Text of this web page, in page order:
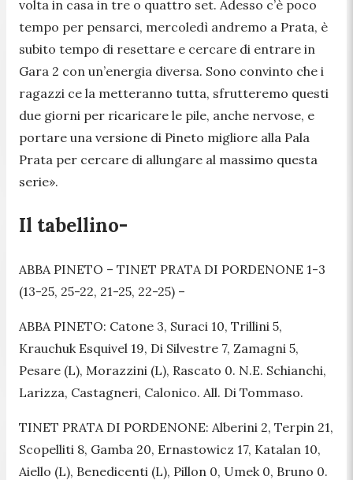
volta in casa in tre o quattro set. Adesso c’è poco
tempo per pensarci, mercoledì andremo a Prata, è
subito tempo di resettare e cercare di entrare in
Gara 2 con un’energia diversa. Sono convinto che i
ragazzi ce la metteranno tutta, sfrutteremo questi
due giorni per ricaricare le pile, anche nervose, e
portare una versione di Pineto migliore alla Pala
Prata per cercare di allungare al massimo questa
serie».
Il tabellino-
ABBA PINETO – TINET PRATA DI PORDENONE 1-3
(13-25, 25-22, 21-25, 22-25) –
ABBA PINETO: Catone 3, Suraci 10, Trillini 5,
Krauchuk Esquivel 19, Di Silvestre 7, Zamagni 5,
Pesare (L), Morazzini (L), Rascato 0. N.E. Schianchi,
Larizza, Castagneri, Calonico. All. Di Tommaso.
TINET PRATA DI PORDENONE: Alberini 2, Terpin 21,
Scopelliti 8, Gamba 20, Ernastowicz 17, Katalan 10,
Aiello (L), Benedicenti (L), Pillon 0, Umek 0, Bruno 0.